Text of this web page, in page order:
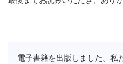
電子書籍を出版しました。私